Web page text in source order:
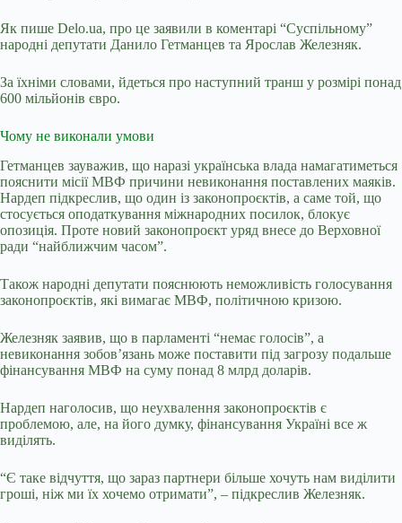
Як пише Delo.ua, про це заявили в коментарі “Суспільному”
народні депутати Данило Гетманцев та Ярослав Железняк.
За їхніми словами, йдеться про наступний транш у розмірі понад
600 мільйонів євро.
Чому не виконали умови
Гетманцев зауважив, що наразі українська влада намагатиметься
пояснити місії МВФ причини невиконання поставлених маяків.
Нардеп підкреслив, що один із законопроєктів, а саме той, що
стосується оподаткування міжнародних посилок, блокує
опозиція. Проте новий законопроєкт уряд внесе до Верховної
ради “найближчим часом”.
Також народні депутати пояснюють неможливість голосування
законопроєктів, які вимагає МВФ, політичною кризою.
Железняк заявив, що в парламенті “немає голосів”, а
невиконання зобов’язань може поставити під загрозу подальше
фінансування МВФ на суму понад 8 млрд доларів.
Нардеп наголосив, що неухвалення законопроєктів є
проблемою, але, на його думку, фінансування Україні все ж
виділять.
“Є таке відчуття, що зараз партнери більше хочуть нам виділити
гроші, ніж ми їх хочемо отримати”, – підкреслив Железняк.